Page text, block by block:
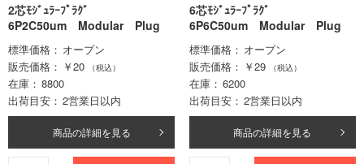
2芯ﾓｼﾞｭﾗｰﾌﾟﾗｸﾞ
6P2C50um Modular Plug
標準価格
オープン
販売価格
￥20 （税込）
在庫
8800
出荷目安
2営業日以内
商品の詳細を見る
6芯ﾓｼﾞｭﾗｰﾌﾟﾗｸﾞ
6P6C50um Modular Plug
標準価格
オープン
販売価格
￥29 （税込）
在庫
6200
出荷目安
2営業日以内
商品の詳細を見る